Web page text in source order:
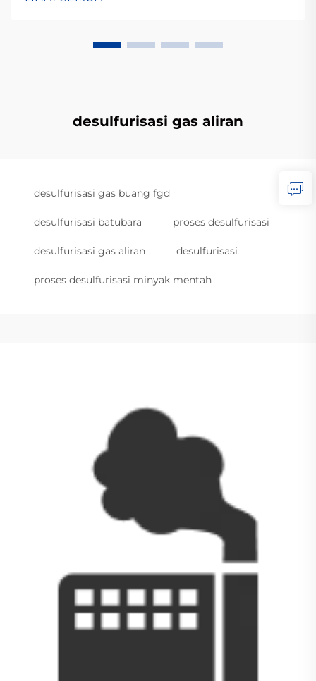
desulfurisasi gas aliran
desulfurisasi gas buang fgd
desulfurisasi batubara proses desulfurisasi
desulfurisasi gas aliran desulfurisasi
proses desulfurisasi minyak mentah